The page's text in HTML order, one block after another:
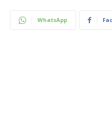
WhatsApp